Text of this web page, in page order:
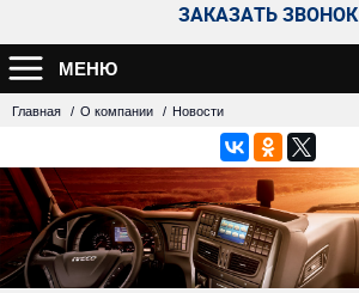
ЗАКАЗАТЬ ЗВОНОК
МЕНЮ
Главная О компании Новости